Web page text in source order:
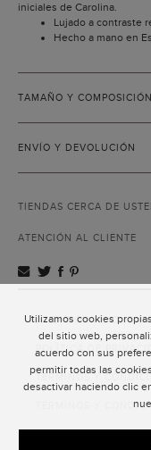
Utilizamos cookies
del sitio web,
acuerdo con sus
permitir todas las
desactivar haciendo clic
iniciales de Carolina.
Lujado a contraste
Hecho a mano en
TAMAÑO Y COMPOSICIÓN
ENVÍO Y DEVOLUCIÓN
TIENDAS CERCA DE
ATENCIÓN AL CLIENTE
ATENCIÓN AL CLIENTE
POLÍTICA DE
TÉRMINOS Y
TÉRMINOS Y
SUSCRIPCIÓN AL